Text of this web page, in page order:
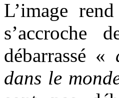
L’image
s’accroche
débarrassé «
dans le